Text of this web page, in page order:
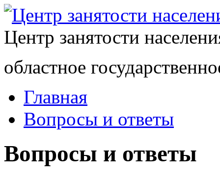
Центр занятости
областное
Главная
Вопросы и ответы
Вопросы и ответы